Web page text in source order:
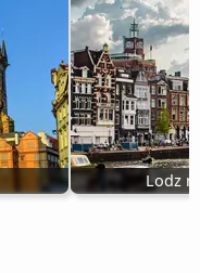
Lodz